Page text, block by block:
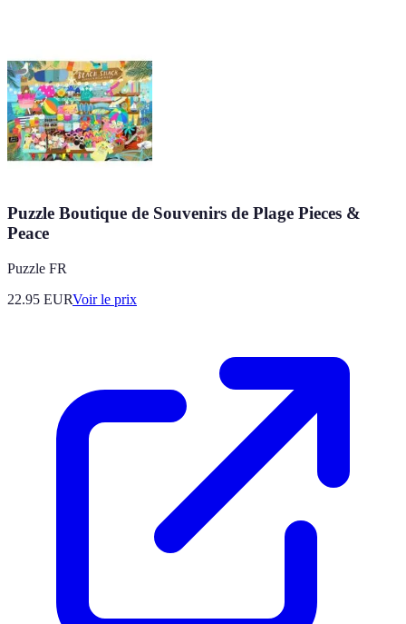
Puzzle Boutique de Souvenirs de Plage Pieces &
Peace
Puzzle FR
22.95 EURVoir le prix